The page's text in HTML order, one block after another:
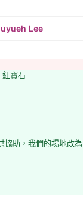
Lee
寶石
助，我們的場地改